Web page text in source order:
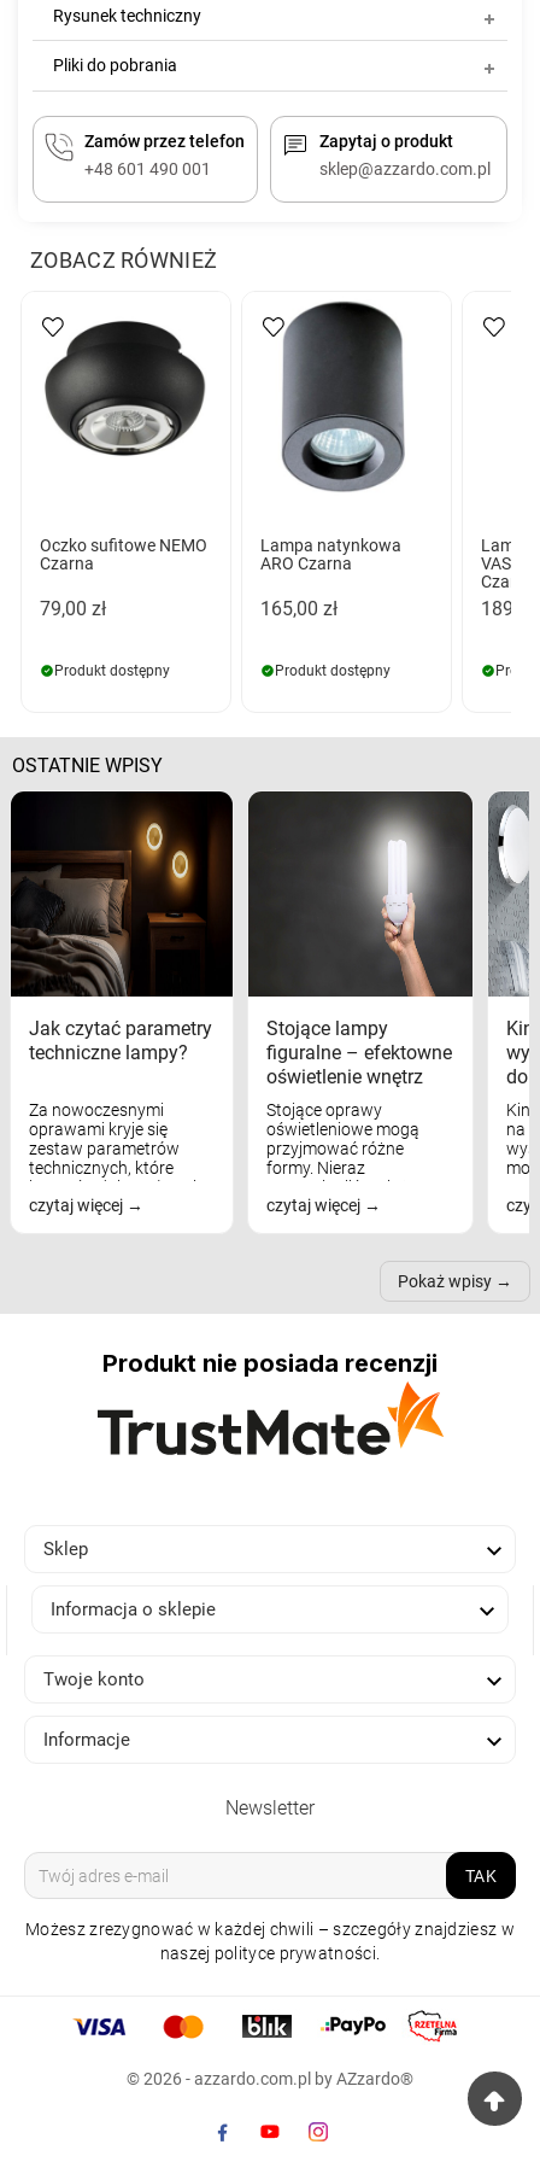
Rysunek techniczny
Pliki do pobrania
Zamów przez telefon
+48 601 490 001
Zapytaj o produkt
sklep@azzardo.com.pl
ZOBACZ RÓWNIEŻ
Oczko sufitowe NEMO
Czarna
79,00 zł
Produkt dostępny
Lampa natynkowa
ARO Czarna
165,00 zł
Produkt dostępny
Lampa
VASKO
Czarna
189,00
OSTATNIE WPISY
Jak czytać parametry
techniczne lampy?
Za nowoczesnymi
oprawami kryje się
zestaw parametrów
technicznych, które
bezpośrednio wpływają
na komfort widzenia,
czytaj więcej
Stojące lampy
figuralne – efektowne
oświetlenie wnętrz
Stojące oprawy
oświetleniowe mogą
przyjmować różne
formy. Nieraz
wspominaliśmy już
modele na łukowych
nich może przydać się w
czytaj więcej
na
Pokaż wpisy
Produkt nie posiada recenzji
SPOTLIGHT TOMI 1
Sklep 
Informacja o sklepie 
Twoje konto 
Informacje 
Newsletter
TAK
Możesz zrezygnować w każdej chwili – szczegóły znajdziesz w
naszej polityce prywatności.
© 2026 - azzardo.com.pl by AZzardo®